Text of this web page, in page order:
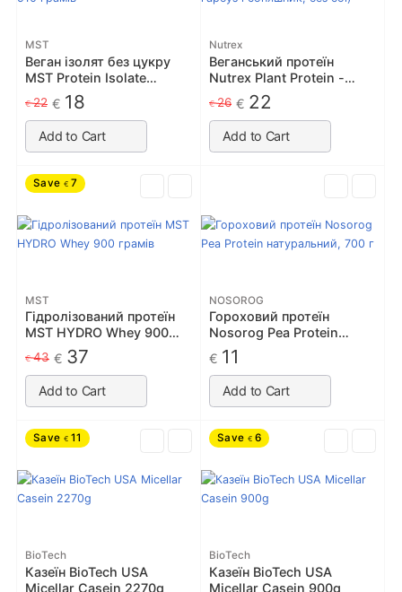
MST
Веган ізолят без цукру
MST Protein Isolate
VEGAN 17 порцій 510
грамів
€22 € 18
Add to Cart
Nutrex
Веганський протеїн
Nutrex Plant Protein -
536g (горох, рис, гарбуз і
соняшник, без сої)
€26 € 22
Add to Cart
Save € 7
MST
Гідролізований протеїн
MST HYDRO Whey 900
€43 € 37
Add to Cart
NOSOROG
Гороховий протеїн
Nosorog Pea Protein
натуральний, 700 г
€ 11
Add to Cart
Save € 11
BioTech
Казеїн BioTech USA
Micellar Casein 2270g
Save € 6
BioTech
Казеїн BioTech USA
Micellar Casein 900g